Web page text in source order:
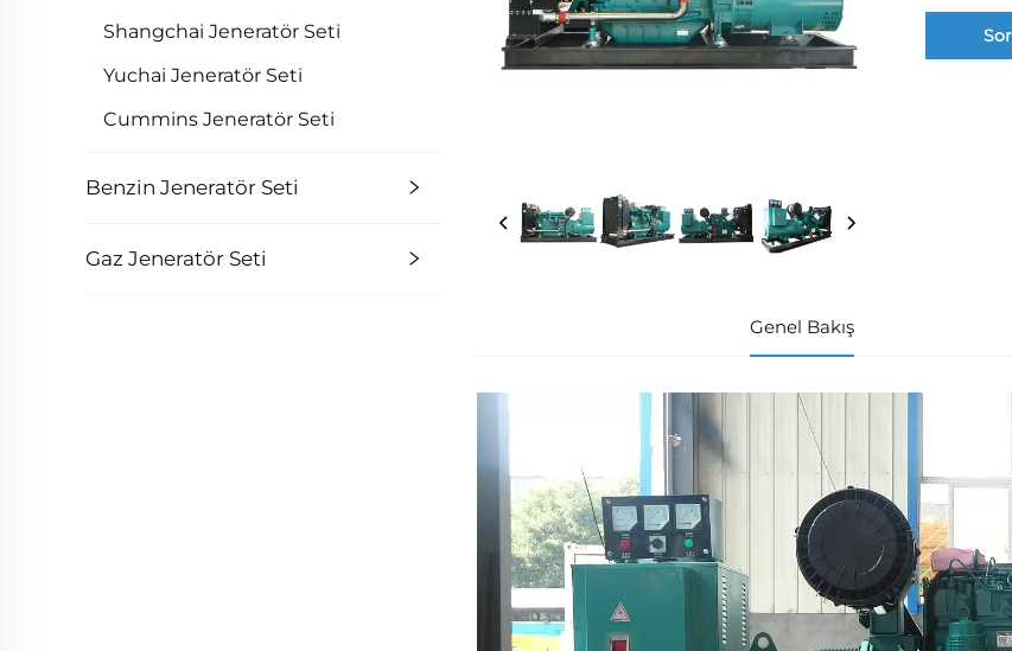
Shangchai Jeneratör Seti
Yuchai Jeneratör Seti
Cummins Jeneratör Seti
Benzin Jeneratör Seti
Gaz Jeneratör Seti
Genel Bakış